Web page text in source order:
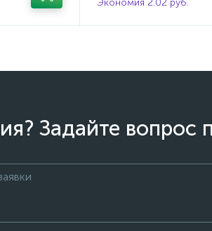
Экономия 2.02 руб.
Задайте вопрос